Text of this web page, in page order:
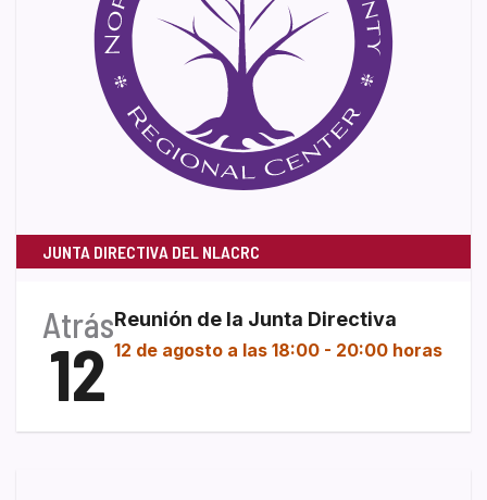
JUNTA DIRECTIVA DEL NLACRC
Atrás
12
Reunión de la Junta Directiva
12 de agosto a las 18:00 - 20:00 horas